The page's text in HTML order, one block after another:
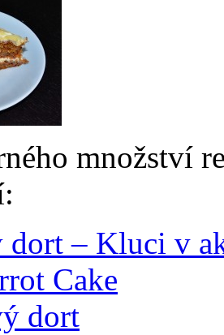
množství
– Kluci v
Cake
dort